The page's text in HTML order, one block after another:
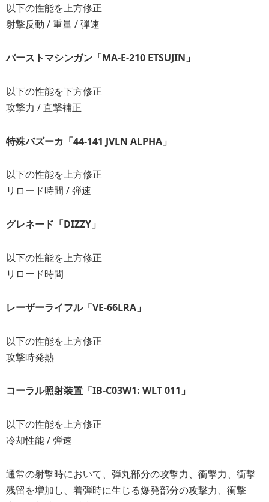
以下の性能を上方修正
射撃反動 / 重量 / 弾速
バーストマシンガン「MA-E-210 ETSUJIN」
以下の性能を下方修正
攻撃力 / 直撃補正
特殊バズーカ「44-141 JVLN ALPHA」
以下の性能を上方修正
リロード時間 / 弾速
グレネード「DIZZY」
以下の性能を上方修正
リロード時間
レーザーライフル「VE-66LRA」
以下の性能を上方修正
攻撃時発熱
コーラル照射装置「IB-C03W1: WLT 011」
以下の性能を上方修正
冷却性能 / 弾速
通常の射撃時において、弾丸部分の攻撃力、衝撃力、衝撃
残留を増加し、着弾時に生じる爆発部分の攻撃力、衝撃